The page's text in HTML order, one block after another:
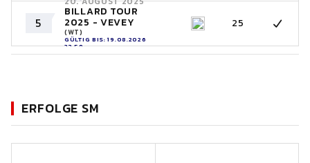
5
BILLARD TOUR
2025 - VEVEY
(WT)
GÜLTIG BIS: 19.08.2026
23:59
25
ERFOLGE SM